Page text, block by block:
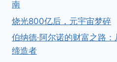
南
烧光800亿后，元宇宙梦碎
伯纳德·阿尔诺的财富之路
缔造者